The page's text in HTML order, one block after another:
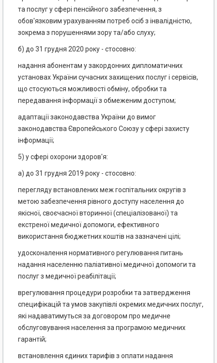
та послуг у сфері пенсійного забезпечення, з
обов'язковим урахуванням потреб осіб з інвалідністю,
зокрема з порушеннями зору та/або слуху;
б) до 31 грудня 2020 року - стосовно:
надання абонентам у закордонних дипломатичних
установах України сучасних захищених послуг і сервісів,
що стосуються можливості обміну, обробки та
передавання інформації з обмеженим доступом;
адаптації законодавства України до вимог
законодавства Європейського Союзу у сфері захисту
інформації;
5) у сфері охорони здоров'я:
а) до 31 грудня 2019 року - стосовно:
перегляду встановлених меж госпітальних округів з
метою забезпечення рівного доступу населення до
якісної, своєчасної вторинної (спеціалізованої) та
екстреної медичної допомоги, ефективного
використання бюджетних коштів на зазначені цілі;
удосконалення нормативного регулювання питань
надання населенню паліативної медичної допомоги та
послуг з медичної реабілітації;
врегулювання процедури розробки та затвердження
специфікацій та умов закупівлі окремих медичних послуг,
які надаватимуться за договором про медичне
обслуговування населення за програмою медичних
гарантій;
встановлення єдиних тарифів з оплати надання